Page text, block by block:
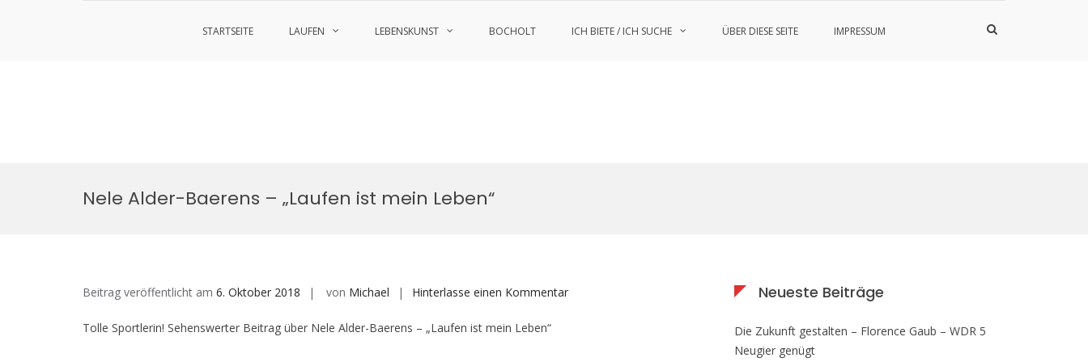
STARTSEITE LAUFEN LEBENSKUNST BOCHOLT ICH BIETE / ICH SUCHE ÜBER DIESE SEITE IMPRESSUM
Such-
Nele Alder-Baerens – „Laufen ist mein Leben“
Beitrag veröffentlicht am 6. Oktober 2018 von Michael Hinterlasse einen Kommentarauf
Tolle Sportlerin! Sehenswerter Beitrag über Nele Alder-Baerens – „Laufen ist mein Leben“
Neueste Beiträge
Die Zukunft gestalten – Florence Gaub – WDR 5
Neugier genügt